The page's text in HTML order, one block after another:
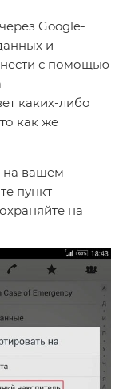
Google-
и
с помощью
каких-либо
как же
на вашем
пункт
на